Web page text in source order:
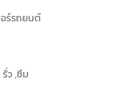
ร์รถยนต์
ว ,ซึม